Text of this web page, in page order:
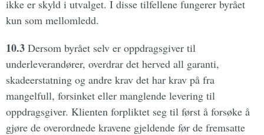
ikke er skyld i utvalget. I disse tilfellene fungerer byrået
kun som mellomledd.
10.3 Dersom byrået selv er oppdragsgiver til
underleverandører, overdrar det herved all garanti,
skadeerstatning og andre krav det har krav på fra
mangelfull, forsinket eller manglende levering til
oppdragsgiver. Klienten forpliktet seg til først å forsøke å
gjøre de overordnede kravene gjeldende før de fremsatte